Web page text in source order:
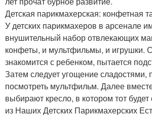
Детская парикмахерская: конфетная
У детских парикмахеров в арсенале
внушительный набор отвлекающих
конфеты, и мультфильмы, и игрушки.
знакомится с ребенком, пытается
Затем следует угощение сладостями,
посмотреть мультфильм. Далее
выбирают кресло, в котором тот
из Наших Детских Парикмахерских